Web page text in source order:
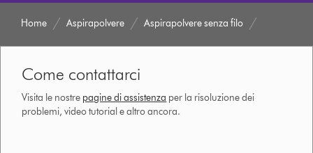
Home Aspirapolvere Aspirapolvere senza filo
Come contattarci
Visita le nostre pagine di assistenza per la risoluzione dei
problemi, video tutorial e altro ancora.